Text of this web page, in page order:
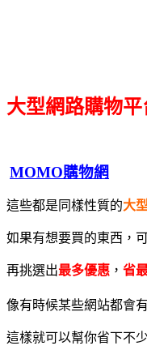
大型網路購物
MOMO購物網
這些都是同樣性質的大
如果有想要買的東西，
再挑選出最多優惠 ， 省
像有時候某些網站都會有
這樣就可以幫你省下不